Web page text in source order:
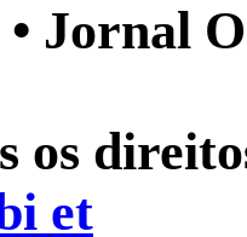
• Jornal
os